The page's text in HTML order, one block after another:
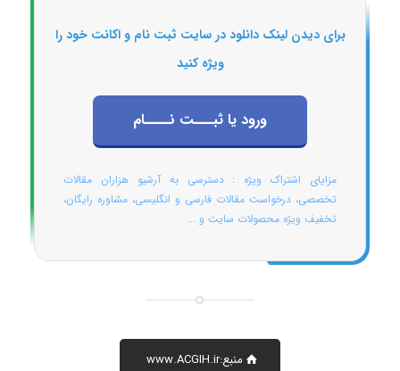
برای دیدن لینک دانلود در سایت ثبت نام و اکانت خود را
ویژه کنید
ورود یا ثبـــت نــــام
مزایای اشتراک ویژه : دسترسی به آرشیو هزاران مقالات
تخصصی، درخواست مقالات فارسی و انگلیسی، مشاوره رایگان،
تخفیف ویژه محصولات سایت و ...
منبع:www.ACGIH.ir